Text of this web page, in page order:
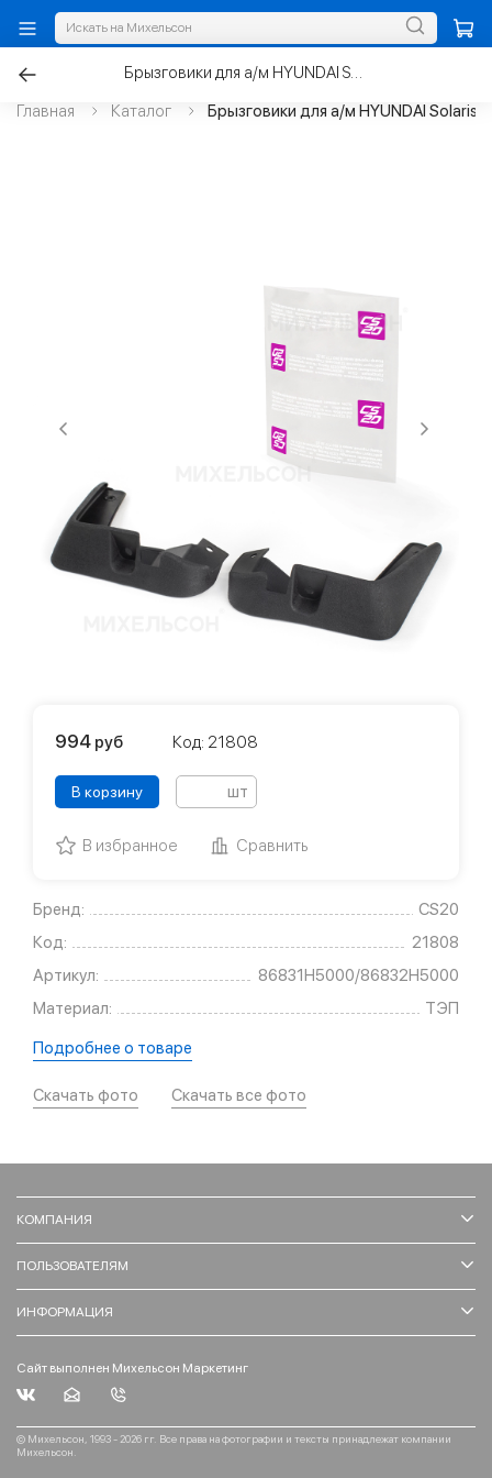
Главная Каталог Брызговики для а/м HYUNDAI Solaris
Брызговики для а/м HYUNDAI Solaris II передние к-т.2шт 2017-2020г
Бренд:
CS20
Код:
21808
Артикул:
86831H5000/86832H5000
Материал:
ТЭП
Подробнее о товаре
Скачать фото Скачать все фото
994 руб Код: 21808
В корзину шт
В избранное Сравнить
КОМПАНИЯ
ПОЛЬЗОВАТЕЛЯМ
ИНФОРМАЦИЯ
Сайт выполнен Михельсон Маркетинг
© Михельсон, 1993 - 2026 гг. Все права на фотографии и тексты принадлежат компании
Михельсон.